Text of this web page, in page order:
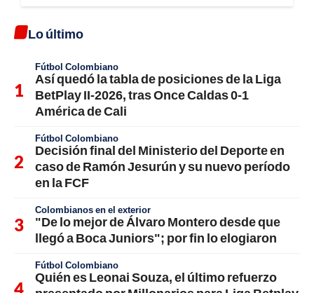
Lo último
Fútbol Colombiano
Así quedó la tabla de posiciones de la Liga
BetPlay II-2026, tras Once Caldas 0-1
América de Cali
Fútbol Colombiano
Decisión final del Ministerio del Deporte en
caso de Ramón Jesurún y su nuevo período
en la FCF
Colombianos en el exterior
"De lo mejor de Álvaro Montero desde que
llegó a Boca Juniors"; por fin lo elogiaron
Fútbol Colombiano
Quién es Leonai Souza, el último refuerzo